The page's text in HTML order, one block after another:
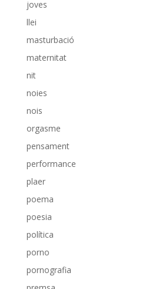
joves
llei
masturbació
maternitat
nit
noies
nois
orgasme
pensament
performance
plaer
poema
poesia
política
porno
pornografia